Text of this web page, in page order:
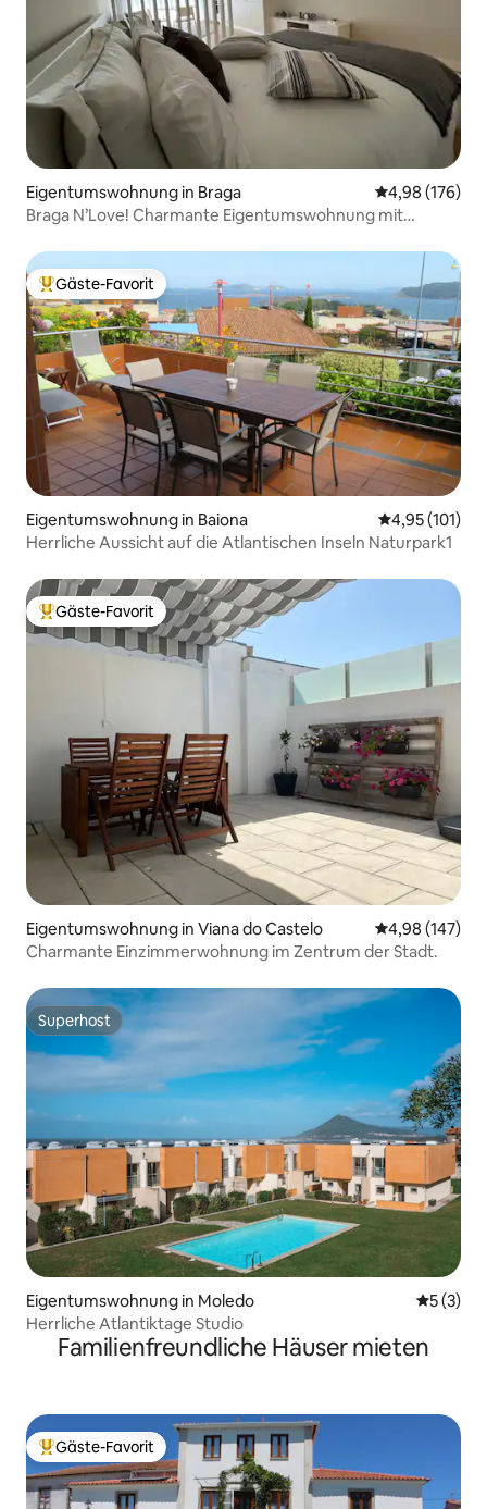
Eigentumswohnung in Braga
4,98 (176)
Braga N’Love! Charmante Eigentumswohnung mit
Beliebter Gäste-Favorit.
Gäste-Favorit
Eigentumswohnung in Baiona
4,95 (101)
Herrliche Aussicht auf die Atlantischen Inseln Naturpark1
Beliebter Gäste-Favorit.
Gäste-Favorit
Eigentumswohnung in Viana do Castelo
4,98 (147)
Charmante Einzimmerwohnung im Zentrum der Stadt.
Superhost
Superhost
Eigentumswohnung in Moledo
5 (3)
Herrliche Atlantiktage Studio
Familienfreundliche Häuser mieten
Beliebter Gäste-Favorit.
Gäste-Favorit